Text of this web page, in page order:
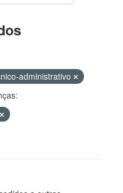
administrativo